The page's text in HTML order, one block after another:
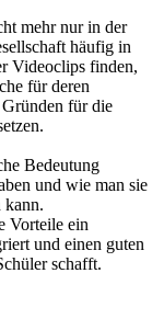
mehr nur in der
häufig in
Videoclips finden,
für deren
für die
Bedeutung
und wie man sie
kann.
Vorteile ein
und einen guten
schafft.